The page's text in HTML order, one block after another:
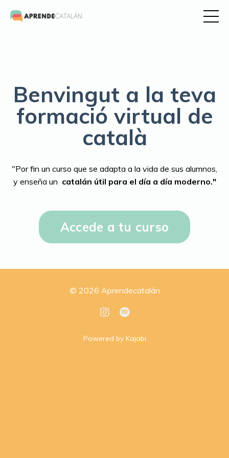
Benvingut a la teva
formació virtual de
català
"Por fin un curso que se adapta a la vida de sus alumnos,
y enseña un catalán útil para el día a día moderno."
Accede a tu curso
© 2026 Aprendecatalán
Powered by Kajabi